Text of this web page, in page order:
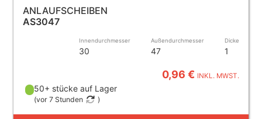
ANLAUFSCHEIBEN
AS3047
Innendurchmesser
30
Außendurchmesser
47
Dicke
1
0,96 € INKL. MWST.
50+ stücke auf Lager
(vor 7 Stunden )